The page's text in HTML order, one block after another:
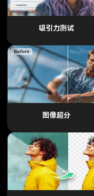
吸引力测试
图像超分